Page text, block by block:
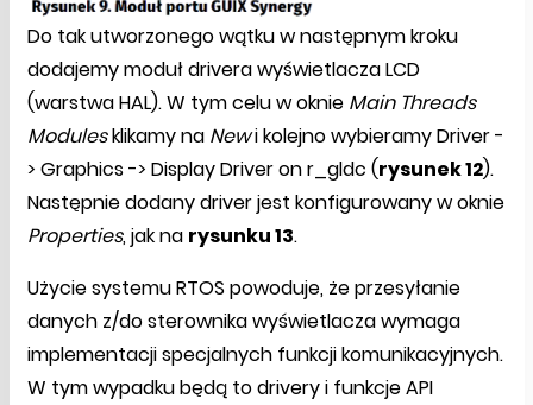
Do tak utworzonego wątku w następnym kroku
dodajemy moduł drivera wyświetlacza LCD
(warstwa HAL). W tym celu w oknie Main Threads
Modulesklikamy na Newi kolejno wybieramy Driver -
> Graphics -> Display Driver on r_gldc (rysunek 12).
Następnie dodany driver jest konfigurowany w oknie
Properties, jak na rysunku 13.
Użycie systemu RTOS powoduje, że przesyłanie
danych z/do sterownika wyświetlacza wymaga
implementacji specjalnych funkcji komunikacyjnych.
W tym wypadku będą to drivery i funkcje API